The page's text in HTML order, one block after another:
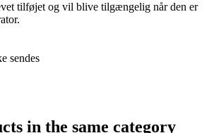
tilføjet og vil blive tilgængelig når den er
sendes
in the same category